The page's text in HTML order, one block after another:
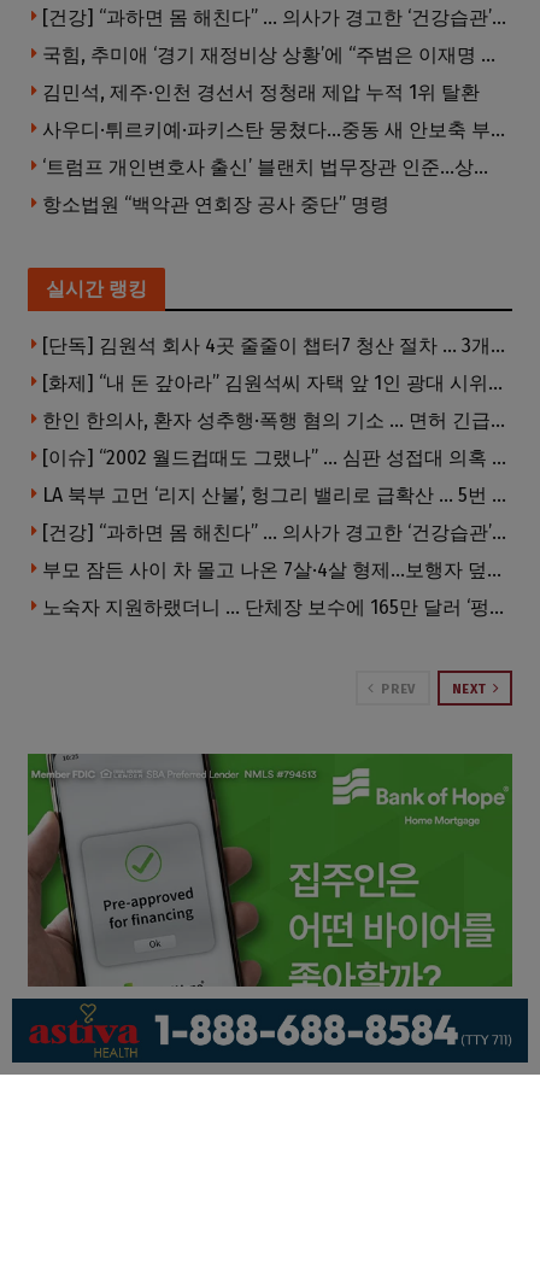
[건강] “과하면 몸 해친다” … 의사가 경고한 ‘건강습관’ 5가지
국힘, 추미애 ‘경기 재정비상 상황’에 “주범은 이재명 전 지사”
김민석, 제주·인천 경선서 정청래 제압 누적 1위 탈환
사우디·튀르키예·파키스탄 뭉쳤다…중동 새 안보축 부상하나
‘트럼프 개인변호사 출신’ 블랜치 법무장관 인준…상원 50대49 가결
항소법원 “백악관 연회장 공사 중단” 명령
실시간 랭킹
[단독] 김원석 회사 4곳 줄줄이 챕터7 청산 절차 … 3개 법인 같은 날 동시 파산 신청
[화제] “내 돈 갚아라” 김원석씨 자택 앞 1인 광대 시위 … 한인 투자사, “108만 달러 못받아”
한인 한의사, 환자 성추행·폭행 혐의 기소 … 면허 긴급정지
[이슈] “2002 월드컵때도 그랬나” … 심판 성접대 의혹 해외로 일파만파, 4강 신화까지 불똥
LA 북부 고먼 ‘리지 산불’, 헝그리 밸리로 급확산 … 5번 Fwy 양방향 전면 폐쇄
[건강] “과하면 몸 해친다” … 의사가 경고한 ‘건강습관’ 5가지
부모 잠든 사이 차 몰고 나온 7살·4살 형제…보행자 덮쳐 중태
노숙자 지원하랬더니 … 단체장 보수에 165만 달러 ‘펑펑’
PREV NEXT